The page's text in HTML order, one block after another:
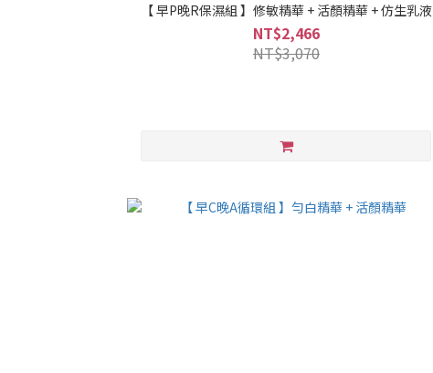
【 早P晚R保濕組 】修敏精華 + 活顏精華 + 仿生乳液
NT$2,466
NT$3,070